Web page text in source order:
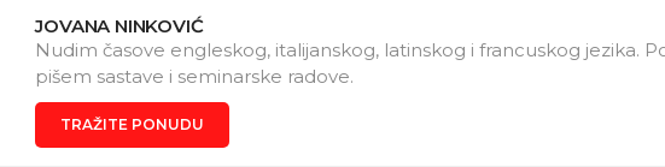
JOVANA NINKOVIĆ
Nudim časove engleskog, italijanskog, latinskog i francuskog jezika.
pišem sastave i seminarske radove.
TRAŽITE PONUDU